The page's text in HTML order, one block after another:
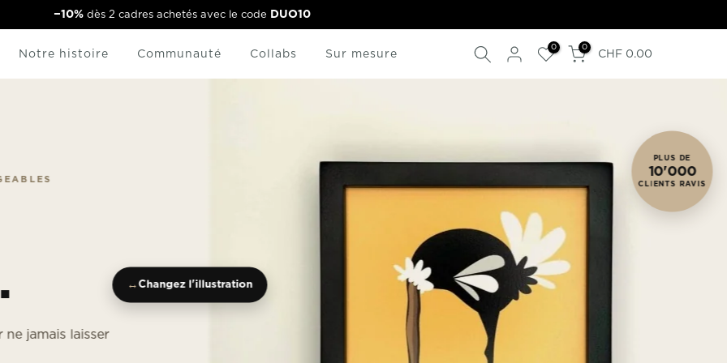
Designs originaux
Notre histoire Communauté Collabs Sur mesure
0 0
CHF 0.00
laisser
PLUS DE
10'000
CLIENTS RAVIS
Changez l'illustration